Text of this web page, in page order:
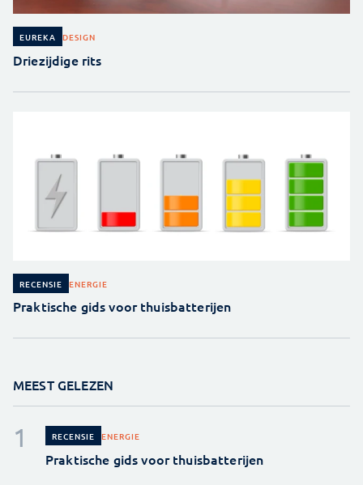
EUREKA DESIGN
Driezijdige rits
RECENSIE ENERGIE
Praktische gids voor thuisbatterijen
MEEST GELEZEN
RECENSIE ENERGIE
Praktische gids voor thuisbatterijen